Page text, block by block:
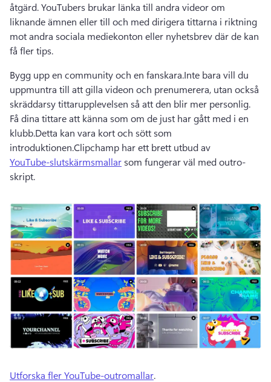
åtgärd. YouTubers brukar länka till andra videor om
liknande ämnen eller till och med dirigera tittarna i riktning
mot andra sociala mediekonton eller nyhetsbrev där de kan
få fler tips.
Bygg upp en community och en fanskara.Inte bara vill du
uppmuntra till att gilla videon och prenumerera, utan också
Få dina tittare att känna som om de just har gått med i en
klubb.Detta kan vara kort och sött som
introduktionen.Clipchamp har ett brett utbud av
YouTube-slutskärmsmallar som fungerar väl med outro-
skript.
Utforska fler YouTube-outromallar.